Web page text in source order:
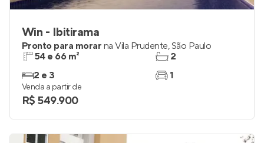
Win - Ibitirama
Pronto para morar na Vila Prudente,São Paulo
54 e 66 m²
2 e 3
2
1
Venda a partir de
R$ 549.900